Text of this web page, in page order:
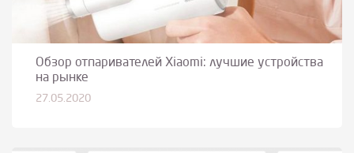
Обзор отпаривателей Xiaomi: лучшие устройства
на рынке
27.05.2020